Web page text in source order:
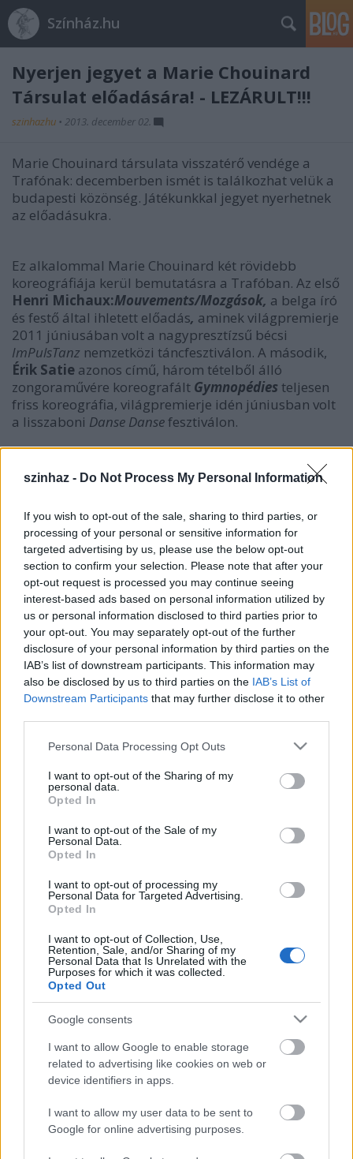
szinhaz - Do Not Process My Personal Information
If you wish to opt-out of the sale, sharing to third parties, or
processing of your personal or sensitive information for
targeted advertising by us, please use the below opt-out
section to confirm your selection. Please note that after your
opt-out request is processed you may continue seeing
interest-based ads based on personal information utilized by
us or personal information disclosed to third parties prior to
your opt-out. You may separately opt-out of the further
disclosure of your personal information by third parties on the
IAB’s list of downstream participants. This information may
also be disclosed by us to third parties on the IAB’s List of
Downstream Participants that may further disclose it to other
Please note that this website/app uses one or more Google
not limited to your visit or usage behaviour. You may click to
grant or deny consent to Google and its third-party tags to
use your data for below specified purposes in below Google
consent section.
Personal Data Processing Opt Outs
I want to opt-out of the Sharing of my
personal data.
Opted In
I want to opt-out of the Sale of my
Personal Data.
Opted In
I want to opt-out of processing my
Personal Data for Targeted Advertising.
Opted In
I want to opt-out of Collection, Use,
Retention, Sale, and/or Sharing of my
Personal Data that Is Unrelated with the
Purposes for which it was collected.
Opted Out
Google consents
I want to allow Google to enable storage
related to advertising like cookies on web or
device identifiers in apps.
I want to allow my user data to be sent to
Google for online advertising purposes.
Színház.hu
Nyerjen jegyet a Marie Chouinard
Társulat előadására! - LEZÁRULT!!!
szinhazhu • 2013. december 02.
Marie Chouinard társulata visszatérő vendége a
Trafónak: decemberben ismét is találkozhat velük a
budapesti közönség. Játékunkkal jegyet nyerhetnek
az előadásukra.
Ez alkalommal Marie Chouinard két rövidebb
koreográfiája kerül bemutatásra a Trafóban. Az első
Henri Michaux:Mouvements/Mozgások, a belga író
és festő által ihletett előadás, aminek világpremierje
2011 júniusában volt a nagypresztízsű bécsi
ImPulsTanz nemzetközi táncfesztiválon. A második,
Érik Satie azonos című, három tételből álló
zongoraművére koreografált Gymnopédies teljesen
friss koreográfia, világpremierje idén júniusban volt
a lisszaboni Danse Dansefesztiválon.
Kérdés:
Hányadszorra tér vissza
Marie Chouinard társulata a
Trafóba?
A válaszokat december 5-éig, 12 óráig várjuk a
hogy értesíteni tudjuk Önöket!)
A helyesen válaszolók között páros belépőt
sorsolunk ki.